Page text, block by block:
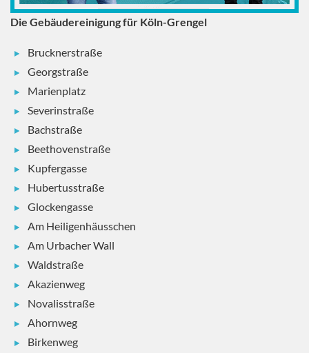
Die Gebäudereinigung für Köln-Grengel
Brucknerstraße
Georgstraße
Marienplatz
Severinstraße
Bachstraße
Beethovenstraße
Kupfergasse
Hubertusstraße
Glockengasse
Am Heiligenhäusschen
Am Urbacher Wall
Waldstraße
Akazienweg
Novalisstraße
Ahornweg
Birkenweg